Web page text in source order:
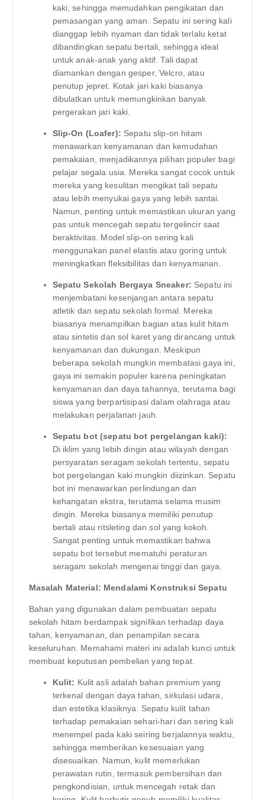
kaki, sehingga memudahkan pengikatan dan
pemasangan yang aman. Sepatu ini sering kali
dianggap lebih nyaman dan tidak terlalu ketat
dibandingkan sepatu bertali, sehingga ideal
untuk anak-anak yang aktif. Tali dapat
diamankan dengan gesper, Velcro, atau
penutup jepret. Kotak jari kaki biasanya
dibulatkan untuk memungkinkan banyak
pergerakan jari kaki.
Slip-On (Loafer): Sepatu slip-on hitam
menawarkan kenyamanan dan kemudahan
pemakaian, menjadikannya pilihan populer bagi
pelajar segala usia. Mereka sangat cocok untuk
mereka yang kesulitan mengikat tali sepatu
atau lebih menyukai gaya yang lebih santai.
Namun, penting untuk memastikan ukuran yang
pas untuk mencegah sepatu tergelincir saat
beraktivitas. Model slip-on sering kali
menggunakan panel elastis atau goring untuk
meningkatkan fleksibilitas dan kenyamanan.
Sepatu Sekolah Bergaya Sneaker: Sepatu ini
menjembatani kesenjangan antara sepatu
atletik dan sepatu sekolah formal. Mereka
biasanya menampilkan bagian atas kulit hitam
atau sintetis dan sol karet yang dirancang untuk
kenyamanan dan dukungan. Meskipun
beberapa sekolah mungkin membatasi gaya ini,
gaya ini semakin populer karena peningkatan
kenyamanan dan daya tahannya, terutama bagi
siswa yang berpartisipasi dalam olahraga atau
melakukan perjalanan jauh.
Sepatu bot (sepatu bot pergelangan kaki):
Di iklim yang lebih dingin atau wilayah dengan
persyaratan seragam sekolah tertentu, sepatu
bot pergelangan kaki mungkin diizinkan. Sepatu
bot ini menawarkan perlindungan dan
kehangatan ekstra, terutama selama musim
dingin. Mereka biasanya memiliki penutup
bertali atau ritsleting dan sol yang kokoh.
Sangat penting untuk memastikan bahwa
sepatu bot tersebut mematuhi peraturan
seragam sekolah mengenai tinggi dan gaya.
Masalah Material: Mendalami Konstruksi Sepatu
Bahan yang digunakan dalam pembuatan sepatu
sekolah hitam berdampak signifikan terhadap daya
tahan, kenyamanan, dan penampilan secara
keseluruhan. Memahami materi ini adalah kunci untuk
membuat keputusan pembelian yang tepat.
Kulit: Kulit asli adalah bahan premium yang
terkenal dengan daya tahan, sirkulasi udara,
dan estetika klasiknya. Sepatu kulit tahan
terhadap pemakaian sehari-hari dan sering kali
menempel pada kaki seiring berjalannya waktu,
sehingga memberikan kesesuaian yang
disesuaikan. Namun, kulit memerlukan
perawatan rutin, termasuk pembersihan dan
pengkondisian, untuk mencegah retak dan